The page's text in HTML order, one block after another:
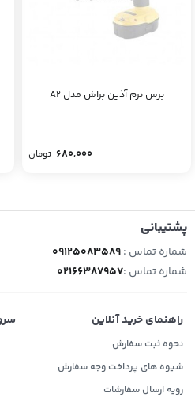
برس نرم آذین براش مدل A2
680,000 تومان
پشتیبانی
شماره تماس :09125083589
شماره تماس :02166387957
راهنمای خرید آنلاین
نحوه ثبت سفارش
شیوه های پرداخت وجه سفارش
رویه ارسال سفارشات